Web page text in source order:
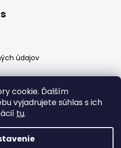
cookie. Ďalším
vyjadrujete súhlas s ich
tu.
údajov
lklk